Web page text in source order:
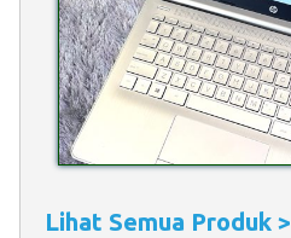
Lihat Semua Produk >